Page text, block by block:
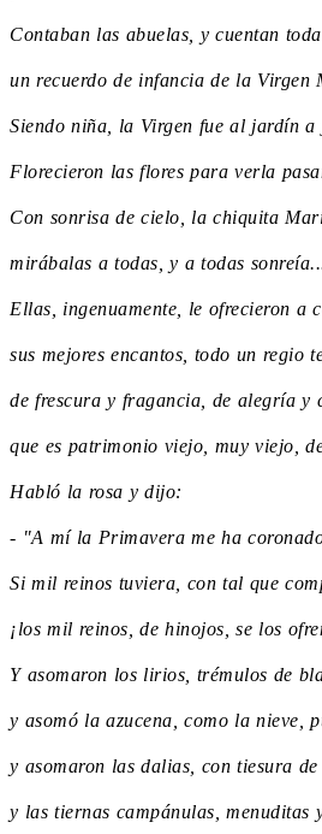
Contaban las abuelas, y cuentan
un recuerdo de infancia de la Virgen
Siendo niña, la Virgen fue al jardín a
Florecieron las flores para verla
Con sonrisa de cielo, la chiquita
mirábalas a todas, y a todas
Ellas, ingenuamente, le ofrecieron a
sus mejores encantos, todo un regio
de frescura y fragancia, de alegría y
que es patrimonio viejo, muy viejo,
Habló la rosa y dijo:
- "A mí la Primavera me ha
Si mil reinos tuviera, con tal que
¡los mil reinos, de hinojos, se los
Y asomaron los lirios, trémulos de
y asomó la azucena, como la nieve,
y asomaron las dalias, con tiesura de
y las tiernas campánulas, menuditas